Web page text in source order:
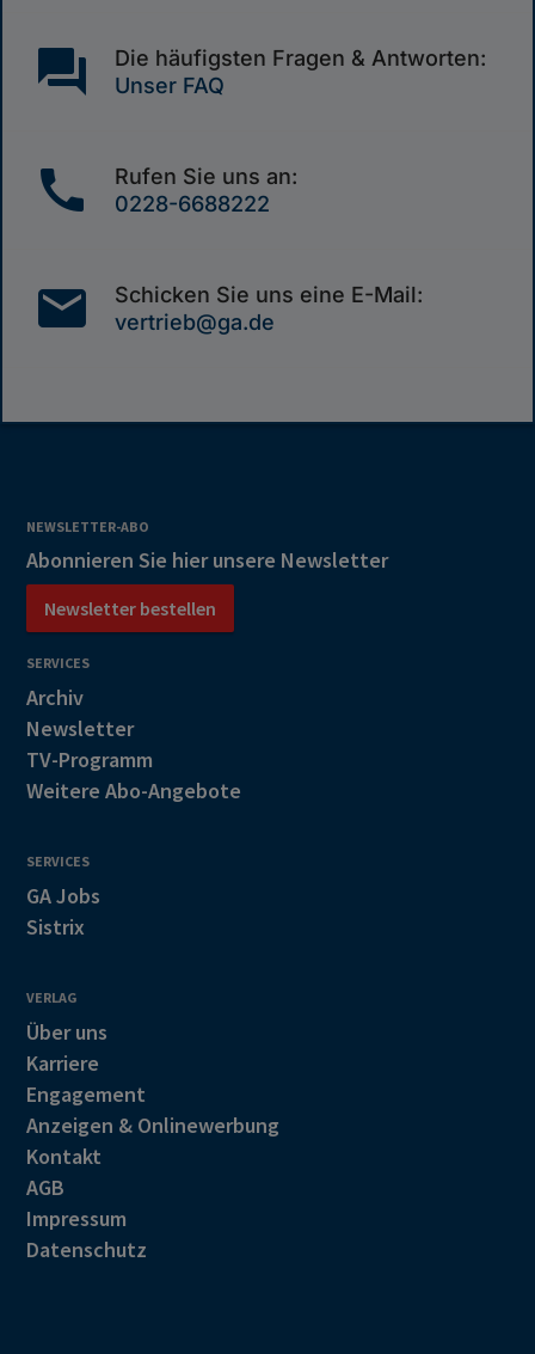
question_answer
Die häufigsten Fragen & Antworten:
Unser FAQ
call
Rufen Sie uns an:
0228-6688222
mail
Schicken Sie uns eine E-Mail:
vertrieb@ga.de
NEWSLETTER-ABO
Abonnieren Sie hier unsere Newsletter
Newsletter bestellen
SERVICES
Archiv
Newsletter
TV-Programm
Weitere Abo-Angebote
SERVICES
GA Jobs
Sistrix
VERLAG
Über uns
Karriere
Engagement
Anzeigen & Onlinewerbung
Kontakt
AGB
Impressum
Datenschutz